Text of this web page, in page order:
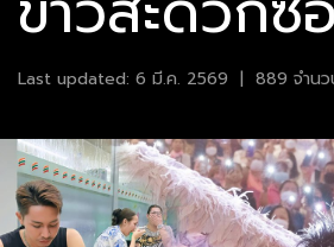
Last updated: 6 มี.ค. 2569 | 889 จำนว